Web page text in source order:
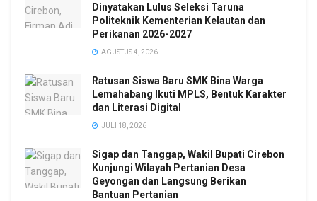
Dinyatakan Lulus Seleksi Taruna
Politeknik Kementerian Kelautan dan
Perikanan 2026-2027
AGUSTUS 4, 2026
Ratusan Siswa Baru SMK Bina Warga
Lemahabang Ikuti MPLS, Bentuk Karakter
dan Literasi Digital
JULI 18, 2026
Sigap dan Tanggap, Wakil Bupati Cirebon
Kunjungi Wilayah Pertanian Desa
Geyongan dan Langsung Berikan
Bantuan Pertanian